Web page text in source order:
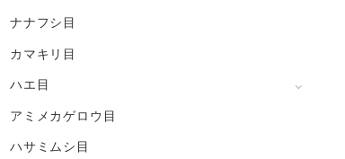
ナナフシ目
カマキリ目
ハエ目
アミメカゲロウ目
ハサミムシ目